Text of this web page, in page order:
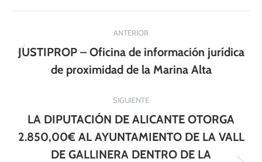
entre
publicaciones
ANTERIOR
Publicación
anterior:
JUSTIPROP – Oficina de información jurídica
de proximidad de la Marina Alta
SIGUIENTE
LA DIPUTACIÓN DE ALICANTE OTORGA
2.850,00€ AL AYUNTAMIENTO DE LA VALL
DE GALLINERA DENTRO DE LA